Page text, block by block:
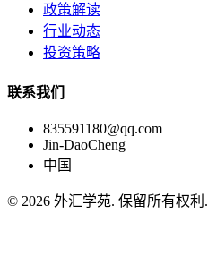
政策解读
行业动态
投资策略
联系我们
835591180@qq.com
Jin-DaoCheng
中国
© 2026 外汇学苑. 保留所有权利.